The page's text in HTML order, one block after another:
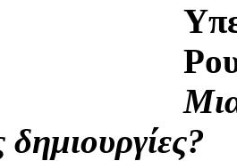
M
δημιουργίες?